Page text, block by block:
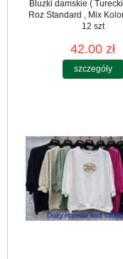
Bluzki damskie (
Roz Standard , Mix
12 szt
42.00 zł
szczegóły